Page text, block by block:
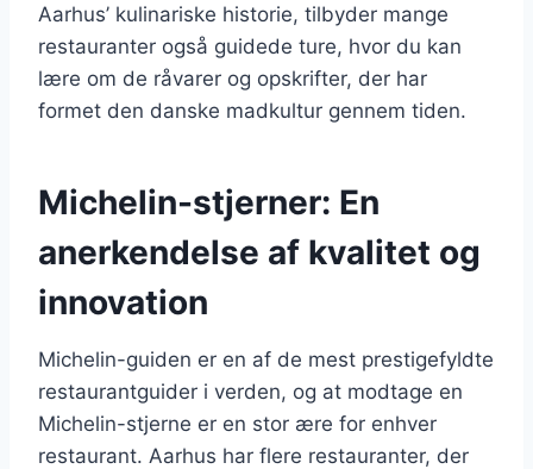
Aarhus’ kulinariske historie, tilbyder mange
restauranter også guidede ture, hvor du kan
lære om de råvarer og opskrifter, der har
formet den danske madkultur gennem tiden.
Michelin-stjerner: En
anerkendelse af kvalitet og
innovation
Michelin-guiden er en af de mest prestigefyldte
restaurantguider i verden, og at modtage en
Michelin-stjerne er en stor ære for enhver
restaurant. Aarhus har flere restauranter, der